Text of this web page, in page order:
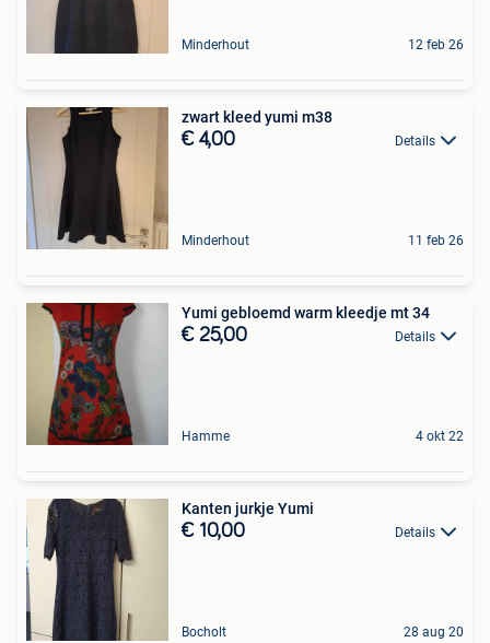
Minderhout 12 feb 26
zwart kleed yumi m38
€ 4,00 Details
Minderhout 11 feb 26
Yumi gebloemd warm kleedje mt 34
€ 25,00 Details
Hamme 4 okt 22
Kanten jurkje Yumi
€ 10,00 Details
Bocholt 28 aug 20